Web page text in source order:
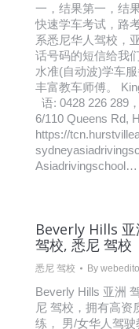
一，结果第一，结
快速学车考试，路
系悉尼华人驾校，
话号码的短信给我
水准(自动波)学车
丰富教车师傅。
语: 0428 226 289
6/110 Queens Rd,
https://
Asiadrivingschool…
Beverly Hills 亚
驾校, 悉尼 驾校
悉尼 驾校 By
Beverly Hills 亚洲
尼 驾校，拥有高资
练， 男/女华人驾